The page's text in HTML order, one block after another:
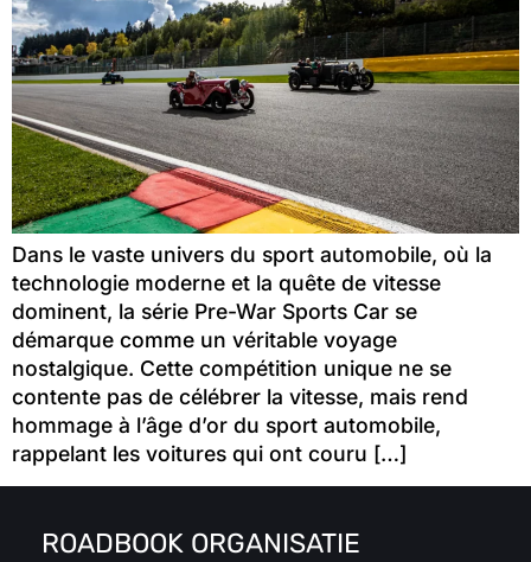
Dans le vaste univers du sport automobile, où la
technologie moderne et la quête de vitesse
dominent, la série Pre-War Sports Car se
démarque comme un véritable voyage
nostalgique. Cette compétition unique ne se
contente pas de célébrer la vitesse, mais rend
hommage à l’âge d’or du sport automobile,
rappelant les voitures qui ont couru […]
ROADBOOK ORGANISATIE